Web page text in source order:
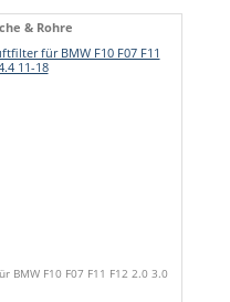
& Rohre
BMW F10 F07 F11 F12 2.0 3.0